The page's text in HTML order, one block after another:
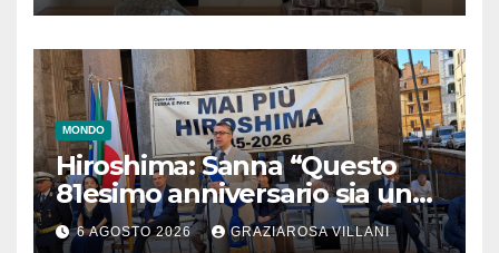
MONDO
Hiroshima: Sanna “Questo
81esimo anniversario sia un
monito per tutti”
6 AGOSTO 2026 GRAZIAROSA VILLANI